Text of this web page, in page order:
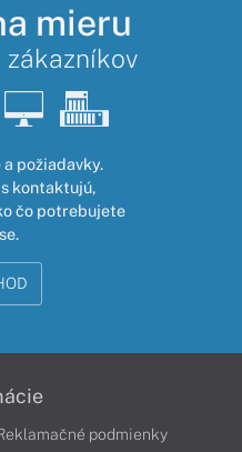
mieru
požiadavky.
kontaktujú,
čo potrebujete
podmienky